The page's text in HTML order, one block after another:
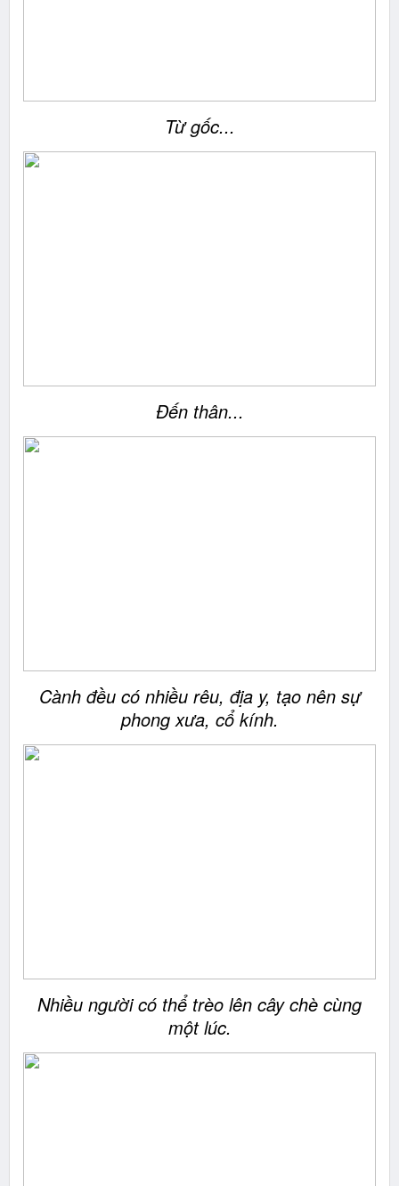
Từ gốc...
Đến thân...
Cành đều có nhiều rêu, địa y, tạo nên sự
phong xưa, cổ kính.
Nhiều người có thể trèo lên cây chè cùng
một lúc.